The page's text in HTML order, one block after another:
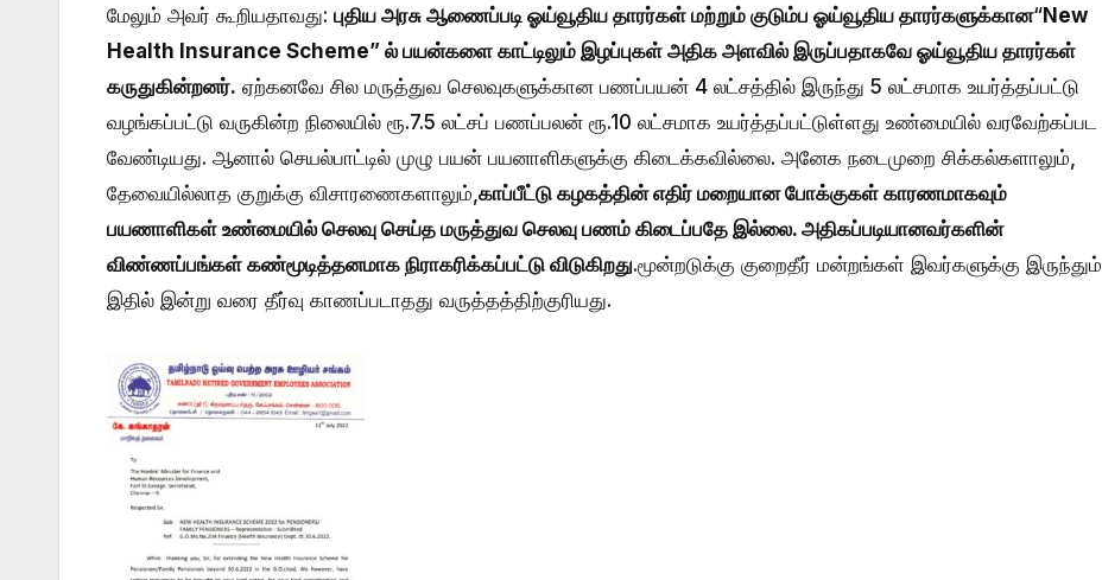
மேலும் அவர் கூறியதாவது: புதிய அரசு ஆணைப்படி ஓய்வூதிய தாரர்கள் மற்றும் குடும்ப ஓய்வூதிய தாரர்களுக்கான“New
Health Insurance Scheme” ல் பயன்களை காட்டிலும் இழப்புகள் அதிக அளவில் இருப்பதாகவே ஓய்வூதிய தாரர்கள்
கருதுகின்றனர். ஏற்கனவே சில மருத்துவ செலவுகளுக்கான பணப்பயன் 4 லட்சத்தில் இருந்து 5 லட்சமாக உயர்த்தப்பட்டு
வழங்கப்பட்டு வருகின்ற நிலையில் ரூ.7.5 லட்சப் பணப்பலன் ரூ.10 லட்சமாக உயர்த்தப்பட்டுள்ளது உண்மையில் வரவேற்கப்பட
வேண்டியது. ஆனால் செயல்பாட்டில் முழு பயன் பயனாளிகளுக்கு கிடைக்கவில்லை. அனேக நடைமுறை சிக்கல்களாலும்,
தேவையில்லாத குறுக்கு விசாரணைகளாலும்,காப்பீட்டு கழகத்தின் எதிர் மறையான போக்குகள் காரணமாகவும்
பயணாளிகள் உண்மையில் செலவு செய்த மருத்துவ செலவு பணம் கிடைப்பதே இல்லை. அதிகப்படியானவர்களின்
விண்ணப்பங்கள் கண்மூடித்தனமாக நிராகரிக்கப்பட்டு விடுகிறது.மூன்றடுக்கு குறைதீர் மன்றங்கள் இவர்களுக்கு இருந்தும்
இதில் இன்று வரை தீர்வு காணப்படாதது வருத்தத்திற்குரியது.